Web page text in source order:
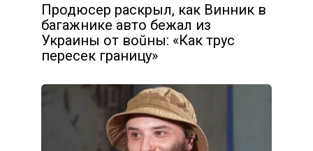
Продюсер раскрыл, как Винник в
багажнике авто бежал из
Украины от вoŭны: «Как трус
пересек границу»